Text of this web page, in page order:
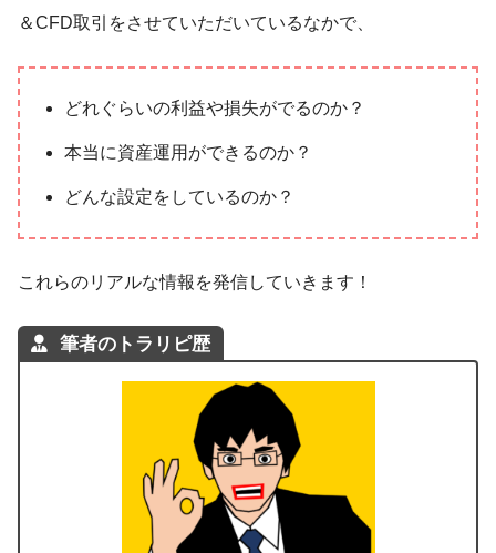
＆CFD取引をさせていただいているなかで、
どれぐらいの利益や損失がでるのか？
本当に資産運用ができるのか？
どんな設定をしているのか？
これらのリアルな情報を発信していきます！
筆者のトラリピ歴